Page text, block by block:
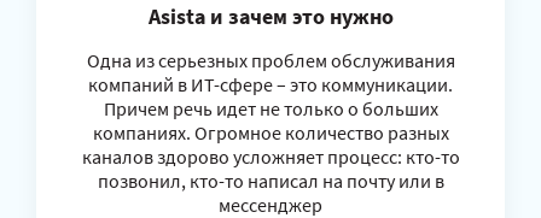
Asista и зачем это нужно
Одна из серьезных проблем обслуживания
компаний в ИТ-сфере – это коммуникации.
Причем речь идет не только о больших
компаниях. Огромное количество разных
каналов здорово усложняет процесс: кто-то
позвонил, кто-то написал на почту или в
мессенджер